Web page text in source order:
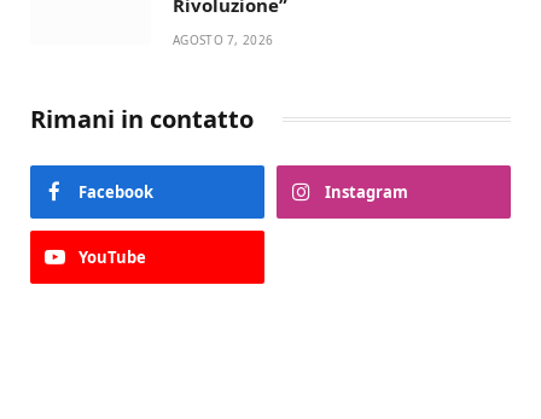
AGOSTO 7, 2026
Rimani in contatto
Facebook Instagram
YouTube